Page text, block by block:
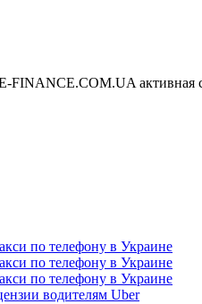
FINANCE.COM.UA
по телефону в Украине
по телефону в Украине
по телефону в Украине
водителям Uber